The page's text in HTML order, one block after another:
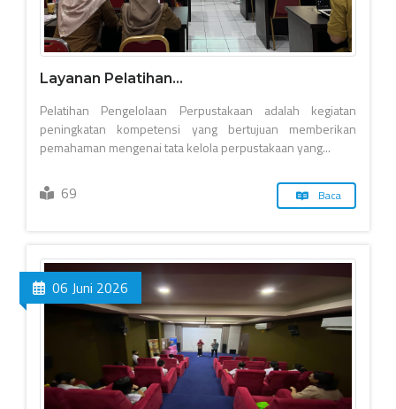
Layanan Pelatihan...
Pelatihan Pengelolaan Perpustakaan adalah kegiatan
peningkatan kompetensi yang bertujuan memberikan
pemahaman mengenai tata kelola perpustakaan yang...
69 Baca
06 Juni 2026